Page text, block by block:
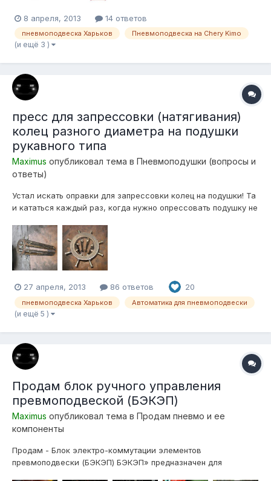
8 апреля, 2013 14 ответов
пневмоподвеска Харьков Пневмоподвеска на Chery Kimo
(и ещё 3 )
пресс для запрессовки (натягивания)
колец разного диаметра на подушки
рукавного типа
Maximus опубликовал тема в Пневмоподушки (вопросы и
ответы)
Устал искать оправки для запрессовки колец на подушки! Та
и кататься каждый раз, когда нужно опрессовать подушку не
гидравлический домкрат, кольцо упираю в восемь болтов
м16 (класс прочности 8.8), домкратом давлю на поршень или
крышку подушки! Запре...
27 апреля, 2013 86 ответов 20
пневмоподвеска Харьков Автоматика для пневмоподвески
(и ещё 5 )
Продам блок ручного управления
превмоподвеской (БЭКЭП)
Maximus опубликовал тема в Продам пневмо и ее
компоненты
Продам - Блок электро-коммутации элементов
превмоподвески (БЭКЭП) БЭКЭП» предназначен для